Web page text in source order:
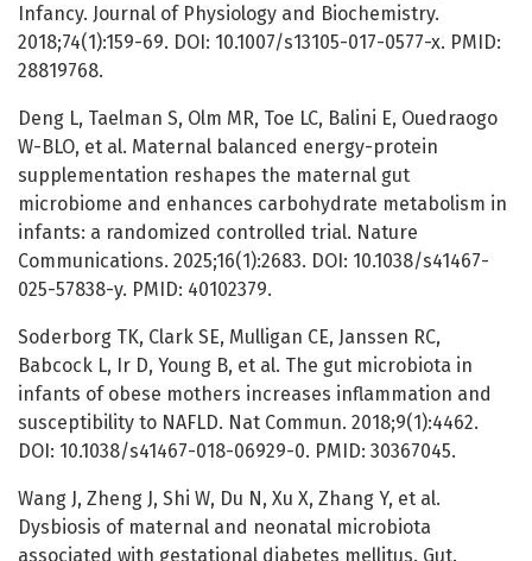
Infancy. Journal of Physiology and Biochemistry.
2018;74(1):159-69. DOI: 10.1007/s13105-017-0577-x. PMID:
28819768.
Deng L, Taelman S, Olm MR, Toe LC, Balini E, Ouedraogo
W-BLO, et al. Maternal balanced energy-protein
supplementation reshapes the maternal gut
microbiome and enhances carbohydrate metabolism in
infants: a randomized controlled trial. Nature
Communications. 2025;16(1):2683. DOI: 10.1038/s41467-
025-57838-y. PMID: 40102379.
Soderborg TK, Clark SE, Mulligan CE, Janssen RC,
Babcock L, Ir D, Young B, et al. The gut microbiota in
infants of obese mothers increases inflammation and
susceptibility to NAFLD. Nat Commun. 2018;9(1):4462.
DOI: 10.1038/s41467-018-06929-0. PMID: 30367045.
Wang J, Zheng J, Shi W, Du N, Xu X, Zhang Y, et al.
Dysbiosis of maternal and neonatal microbiota
associated with gestational diabetes mellitus. Gut.